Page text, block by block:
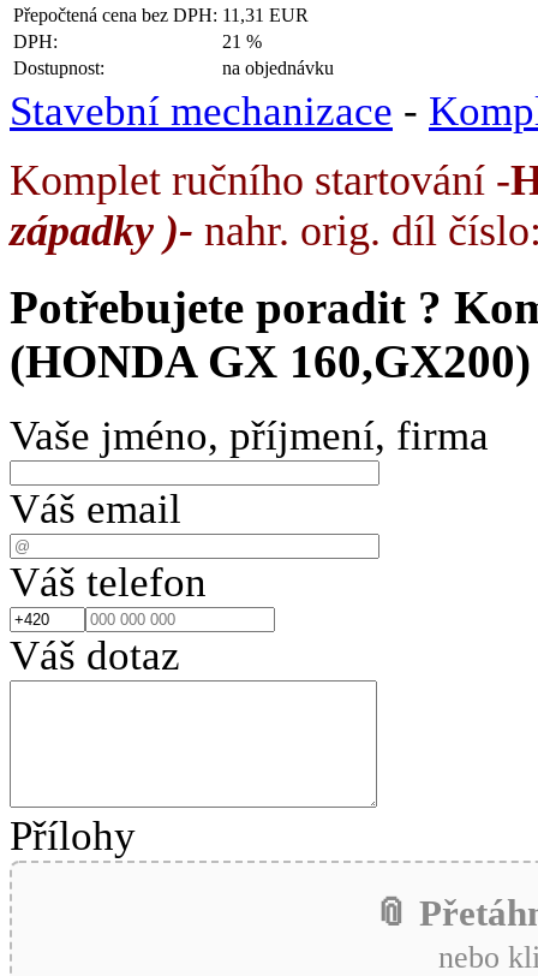
Přepočtená cena bez DPH: 11,31 EUR
DPH:
21 %
Dostupnost:
na objednávku
Stavební mechanizace -
Komplet ručního startování -
západky )- nahr. orig. díl
Potřebujete poradit ?
(HONDA GX 160,GX200)
Vaše jméno, příjmení, firma
Váš email
Váš telefon
Váš dotaz
Přílohy
📎
nebo